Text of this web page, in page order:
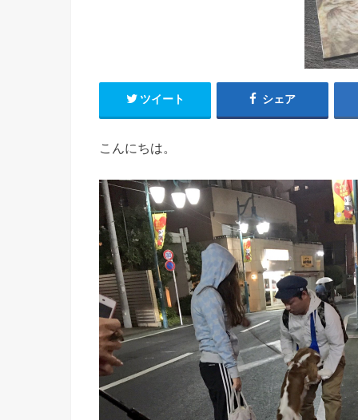
ツイート シェア
こんにちは。